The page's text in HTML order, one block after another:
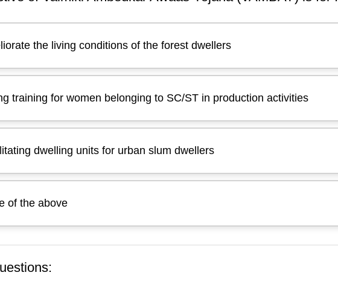
the living conditions of the forest dwellers
training for women belonging to SC/ST in production activities
dwelling units for urban slum dwellers
of the above